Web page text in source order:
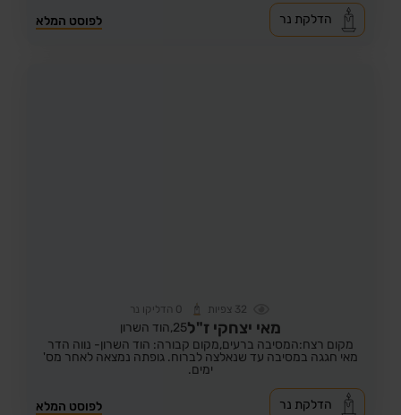
לפוסט המלא
הדלקת נר
32 צפיות 0 הדליקו נר
מאי יצחקי ז"ל25, הוד השרון
מקום רצח:המסיבה ברעים,מקום קבורה: הוד השרון- נווה הדר
מאי חגגה במסיבה עד שנאלצה לברוח. גופתה נמצאה לאחר מס'
ימים.
לפוסט המלא הדלקת נר